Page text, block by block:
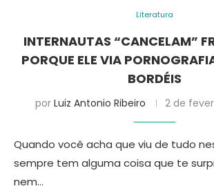
Literatura
INTERNAUTAS “CANCELAM”
PORQUE ELE VIA
BORDÉIS
por Luiz Antonio Ribeiro 2 de
Quando você acha que viu de tudo
sempre tem alguma coisa que te
nem…